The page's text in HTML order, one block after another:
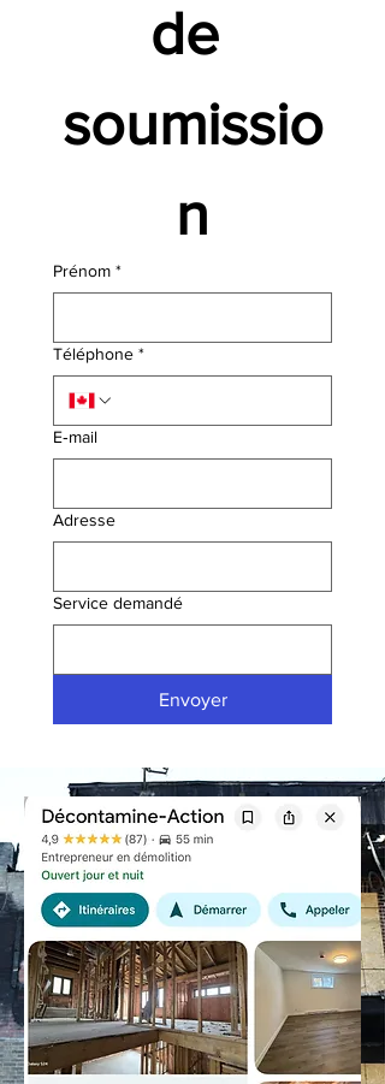
de
soumissio
n
Prénom *
Téléphone *
E‑mail
Adresse
Service demandé
Envoyer